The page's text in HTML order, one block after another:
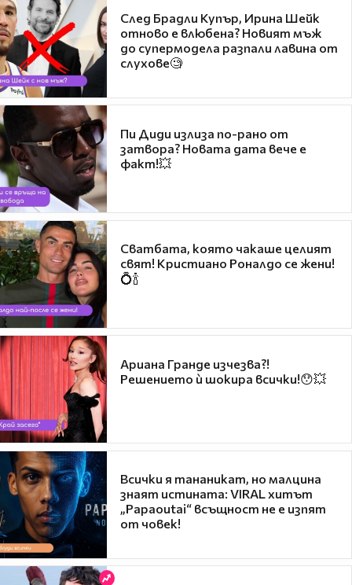
След Брадли Купър, Ирина Шейк
отново е влюбена? Новият мъж
до супермодела разпали лавина от
слухове🧐
Пи Диди излиза по-рано от
затвора? Новата дата вече е
факт!💥
Сватбата, която чакаше целият
свят! Кристиано Роналдо се жени!
💍🍾
Ариана Гранде изчезва?!
Решението ѝ шокира всички!😯💥
Всички я тананикат, но малцина
знаят истината: VIRAL хитът
„Papaoutai“ всъщност не е изпят
от човек!